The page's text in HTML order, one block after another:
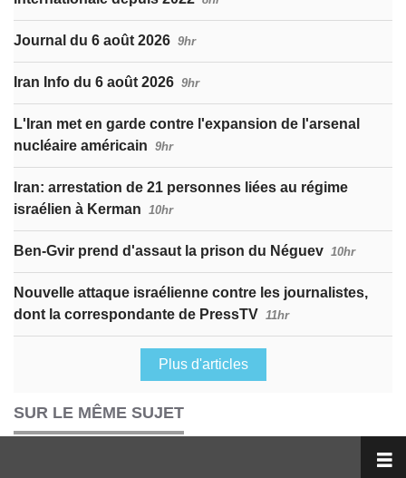
Journal du 6 août 2026 9hr
Iran Info du 6 août 2026 9hr
L'Iran met en garde contre l'expansion de l'arsenal
nucléaire américain 9hr
Iran: arrestation de 21 personnes liées au régime
israélien à Kerman 10hr
Ben-Gvir prend d'assaut la prison du Néguev 10hr
Nouvelle attaque israélienne contre les journalistes,
dont la correspondante de PressTV 11hr
Plus d'articles
SUR LE MÊME SUJET